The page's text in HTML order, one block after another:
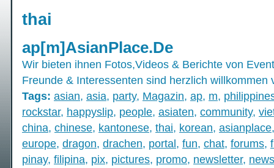
thai
ap[m]AsianPlace.De
Wir bieten ihnen Fotos,Videos & Berichte von
Freunde & Interessenten sind herzlich willkommen
Tags: asian, asia, party, Magazin, ap, m,
rockstar, happyslip, people, asiaten, community,
china, chinese, kantonese, thai, korean, asianplace
europe, dragon, drachen, portal, fun, chat, forums,
pinay, filipina, pix, pictures, promo, newsletter, news